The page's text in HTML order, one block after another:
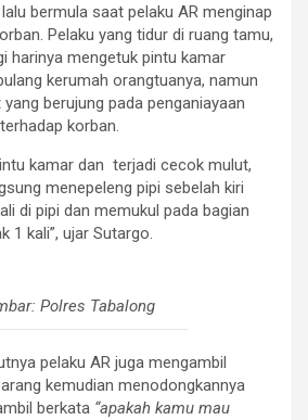
bermula saat pelaku AR menginap
Pelaku yang tidur di ruang tamu,
harinya mengetuk pintu kamar
kerumah orangtuanya, namun
berujung pada penganiayaan
korban.
kamar dan terjadi cecok mulut,
menepeleng pipi sebelah kiri
di pipi dan memukul pada bagian
1 kali”, ujar Sutargo.
Polres Tabalong
pelaku AR juga mengambil
kemudian menodongkannya
berkata “apakah kamu mau